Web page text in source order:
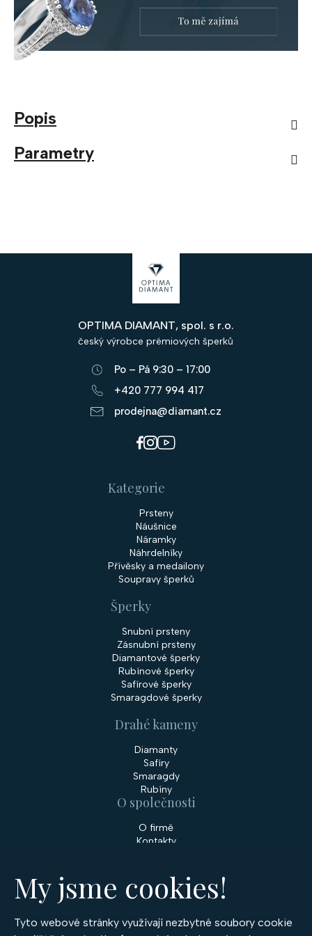
My jsme cookies!
Tyto webové stránky využívají nezbytné soubory cookie
Popis
Parametry
OPTIMA DIAMANT, spol. s r.o.
český výrobce prémiových šperků
Po – Pá 9:30 – 17:00
+420 777 994 417
prodejna@diamant.cz
Kategorie
Prsteny
Náušnice
Náramky
Náhrdelníky
Přívěsky a medailony
Soupravy šperků
Šperky
Snubní prsteny
Zásnubní prsteny
Diamantové šperky
Rubínové šperky
Safírové šperky
Smaragdové šperky
Drahé kameny
Diamanty
Safíry
Smaragdy
Rubíny
O společnosti
O firmě
Kontakty
Služby
Zakázková výroba šperků
Nakupování